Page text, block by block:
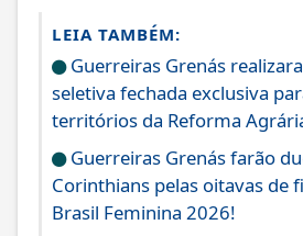
LEIA TAMBÉM:
Guerreiras Grenás
seletiva fechada exclusiva
territórios da Reforma
Guerreiras Grenás farão
Corinthians pelas oitavas de
Brasil Feminina 2026!